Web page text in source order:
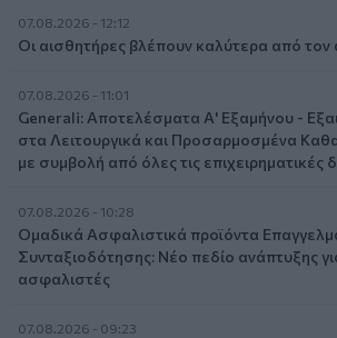
07.08.2026 - 12:12
Οι αισθητήρες βλέπουν καλύτερα από
07.08.2026 - 11:01
Generali: Αποτελέσματα Α' Εξαμήνου -
στα Λειτουργικά και Προσαρμοσμένα
με συμβολή από όλες τις επιχειρηματικές
07.08.2026 - 10:28
Ομαδικά Ασφαλιστικά προϊόντα
Συνταξιοδότησης: Νέο πεδίο ανάπτυξης
ασφαλιστές
07.08.2026 - 09:23